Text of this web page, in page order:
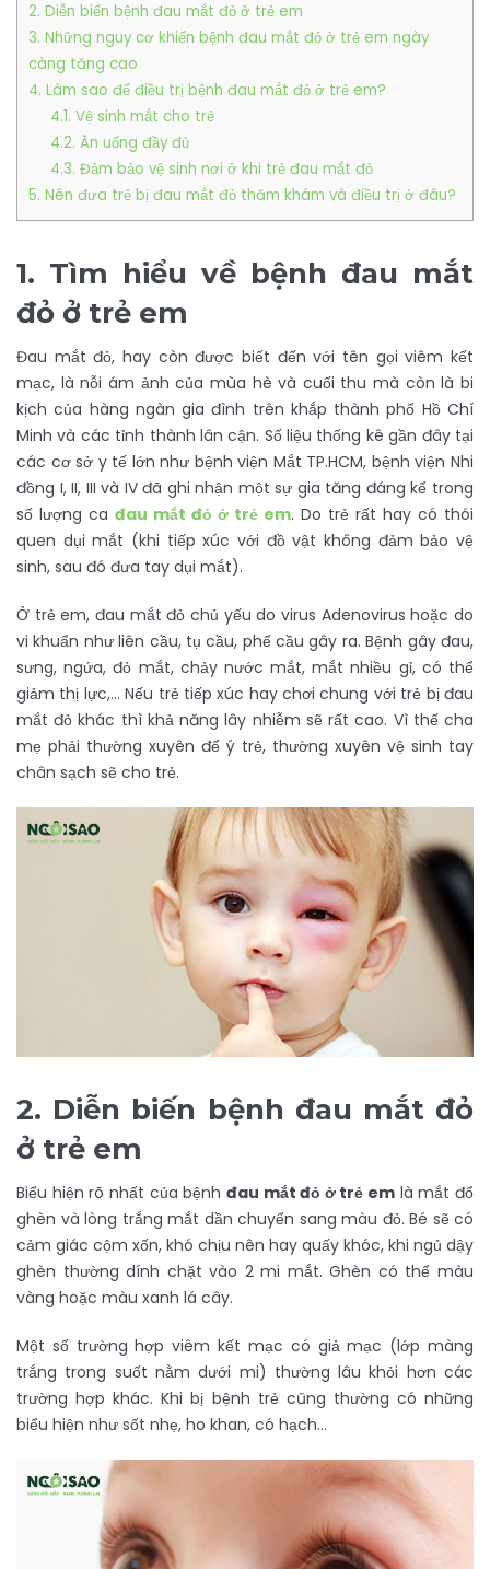
2. Diễn biến bệnh đau mắt đỏ ở trẻ em
3. Những nguy cơ khiến bệnh đau mắt đỏ ở trẻ em ngày
càng tăng cao
4. Làm sao để điều trị bệnh đau mắt đỏ ở trẻ em?
4.1. Vệ sinh mắt cho trẻ
4.2. Ăn uống đầy đủ
4.3. Đảm bảo vệ sinh nơi ở khi trẻ đau mắt đỏ
5. Nên đưa trẻ bị đau mắt đỏ thăm khám và điều trị ở đâu?
1. Tìm hiểu về bệnh đau mắt
đỏ ở trẻ em
Đau mắt đỏ, hay còn được biết đến với tên gọi viêm kết
mạc, là nỗi ám ảnh của mùa hè và cuối thu mà còn là bi
kịch của hàng ngàn gia đình trên khắp thành phố Hồ Chí
Minh và các tỉnh thành lân cận. Số liệu thống kê gần đây tại
các cơ sở y tế lớn như bệnh viện Mắt TP.HCM, bệnh viện Nhi
đồng I, II, III và IV đã ghi nhận một sự gia tăng đáng kể trong
số lượng ca đau mắt đỏ ở trẻ em. Do trẻ rất hay có thói
quen dụi mắt (khi tiếp xúc với đồ vật không đảm bảo vệ
sinh, sau đó đưa tay dụi mắt).
Ở trẻ em, đau mắt đỏ chủ yếu do virus Adenovirus hoặc do
vi khuẩn như liên cầu, tụ cầu, phế cầu gây ra. Bệnh gây đau,
sưng, ngứa, đỏ mắt, chảy nước mắt, mắt nhiều gỉ, có thể
giảm thị lực,… Nếu trẻ tiếp xúc hay chơi chung với trẻ bị đau
mắt đỏ khác thì khả năng lây nhiễm sẽ rất cao. Vì thế cha
mẹ phải thường xuyên để ý trẻ, thường xuyên vệ sinh tay
chân sạch sẽ cho trẻ.
2. Diễn biến bệnh đau mắt đỏ
ở trẻ em
Biểu hiện rõ nhất của bệnh đau mắt đỏ ở trẻ em là mắt đổ
ghèn và lòng trắng mắt dần chuyển sang màu đỏ. Bé sẽ có
cảm giác cộm xốn, khó chịu nên hay quấy khóc, khi ngủ dậy
ghèn thường dính chặt vào 2 mi mắt. Ghèn có thể màu
vàng hoặc màu xanh lá cây.
Một số trường hợp viêm kết mạc có giả mạc (lớp màng
trắng trong suốt nằm dưới mi) thường lâu khỏi hơn các
trường hợp khác. Khi bị bệnh trẻ cũng thường có những
biểu hiện như sốt nhẹ, ho khan, có hạch…